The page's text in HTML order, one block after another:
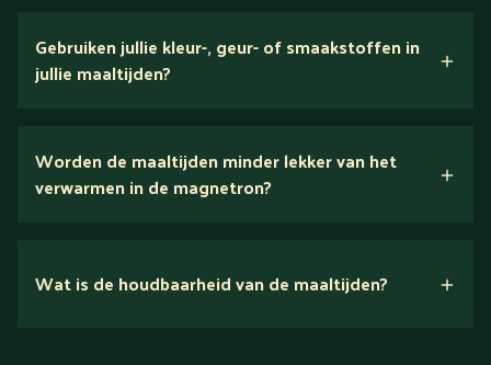
voedingsexperts
Gebruiken jullie kleur-, geur- of smaakstoffen in
jullie maaltijden?
Worden de maaltijden minder lekker van het
verwarmen in de magnetron?
Wat is de houdbaarheid van de maaltijden?